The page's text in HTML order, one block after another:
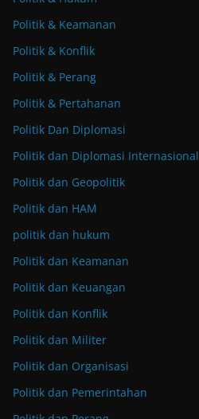
Politik & Keamanan
Politik & Konflik
Politik & Perang
Politik & Pertahanan
Politik Dan Diplomasi
Politik dan Diplomasi Internasional
Politik dan Geopolitik
Politik dan HAM
politik dan hukum
Politik dan Keamanan
Politik dan Keuangan
Politik dan Konflik
Politik dan Militer
Politik dan Organisasi
Politik dan Pemerintahan